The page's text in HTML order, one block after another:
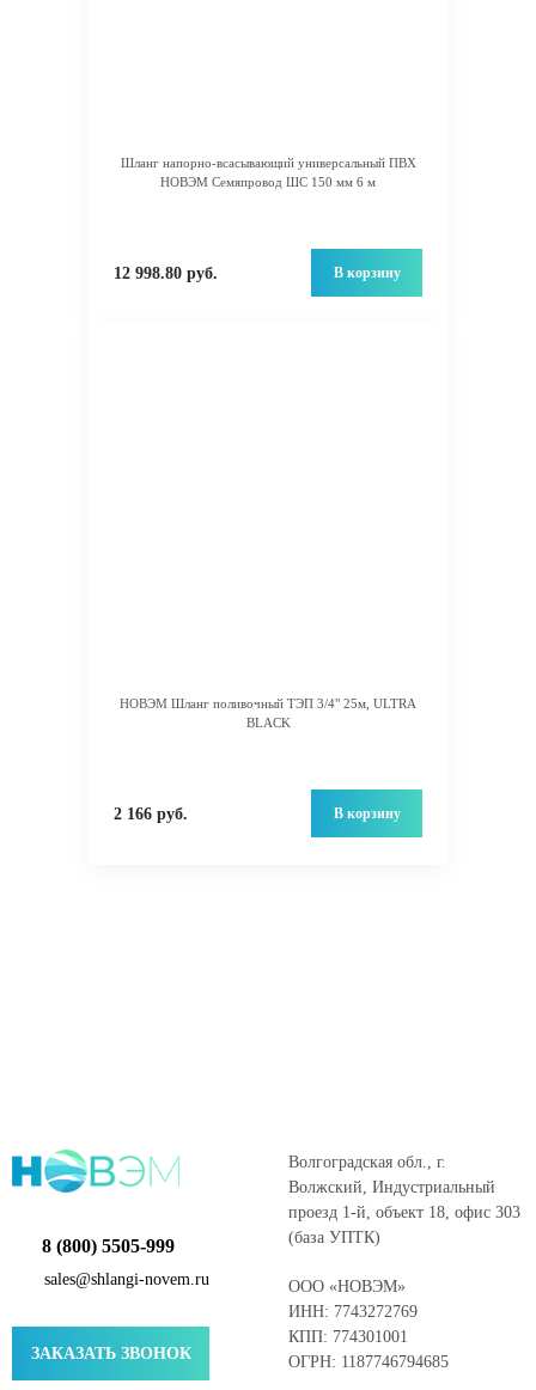
Шланг напорно-всасывающий универсальный ПВХ
НОВЭМ Семяпровод ШС 150 мм 6 м
12 998.80 руб. В корзину
НОВЭМ Шланг поливочный ТЭП 3/4" 25м, ULTRA
BLACK
2 166 руб. В корзину
8 (800) 5505-999
sales@shlangi-novem.ru
ЗАКАЗАТЬ ЗВОНОК
Волгоградская обл., г.
Волжский, Индустриальный
проезд 1-й, объект 18, офис 303
(база УПТК)
ООО «НОВЭМ»
ИНН: 7743272769
КПП: 774301001
ОГРН: 1187746794685